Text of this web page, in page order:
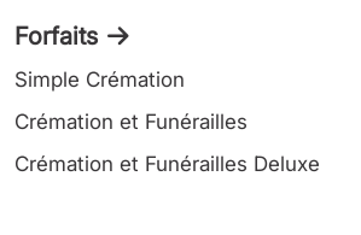
Forfaits
Simple Crémation
Crémation et Funérailles
Crémation et Funérailles Deluxe